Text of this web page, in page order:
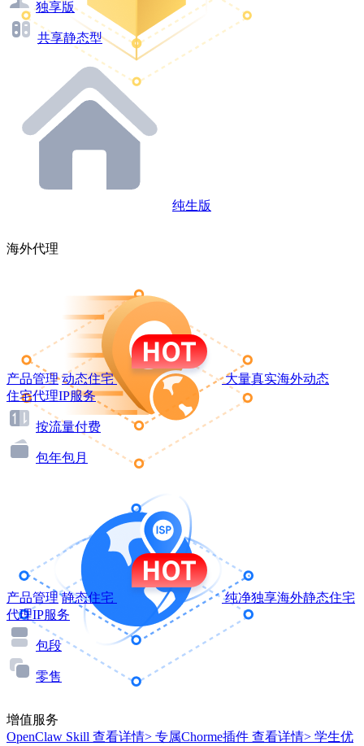
独享版
共享静态型
纯生版
海外代理
产品管理 动态住宅
大量真实海外动态
住宅代理IP服务
按流量付费
包年包月
产品管理 静态住宅
纯净独享海外静态住宅
代理IP服务
包段
零售
增值服务
OpenClaw Skill 查看详情> 专属Chorme插件 查看详情> 学生优